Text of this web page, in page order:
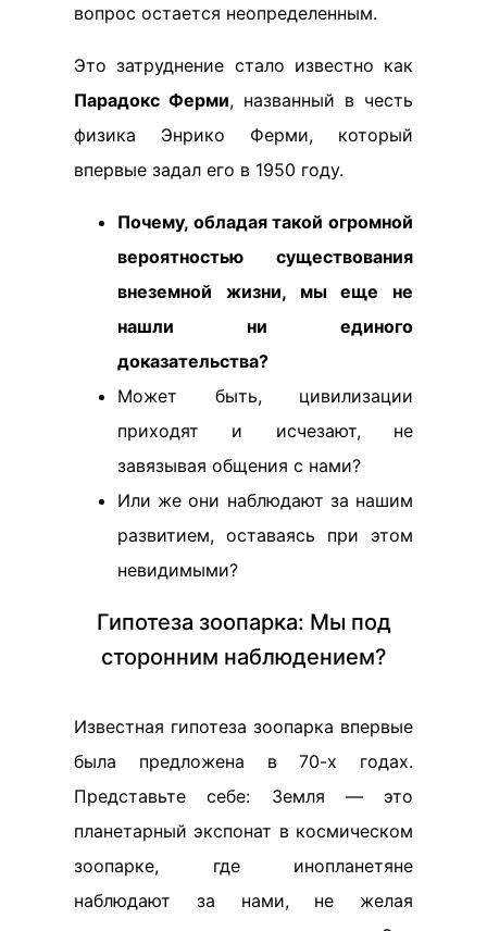
вопрос остается неопределенным.
Это затруднение стало известно как
Парадокс Ферми, названный в честь
физика Энрико Ферми, который
впервые задал его в 1950 году.
Почему, обладая такой огромной
вероятностью существования
внеземной жизни, мы еще не
нашли ни единого
доказательства?
Может быть, цивилизации
приходят и исчезают, не
завязывая общения с нами?
Или же они наблюдают за нашим
развитием, оставаясь при этом
невидимыми?
Гипотеза зоопарка: Мы под
сторонним наблюдением?
Известная гипотеза зоопарка впервые
была предложена в 70-х годах.
Представьте себе: Земля — это
планетарный экспонат в космическом
зоопарке, где инопланетяне
наблюдают за нами, не желая